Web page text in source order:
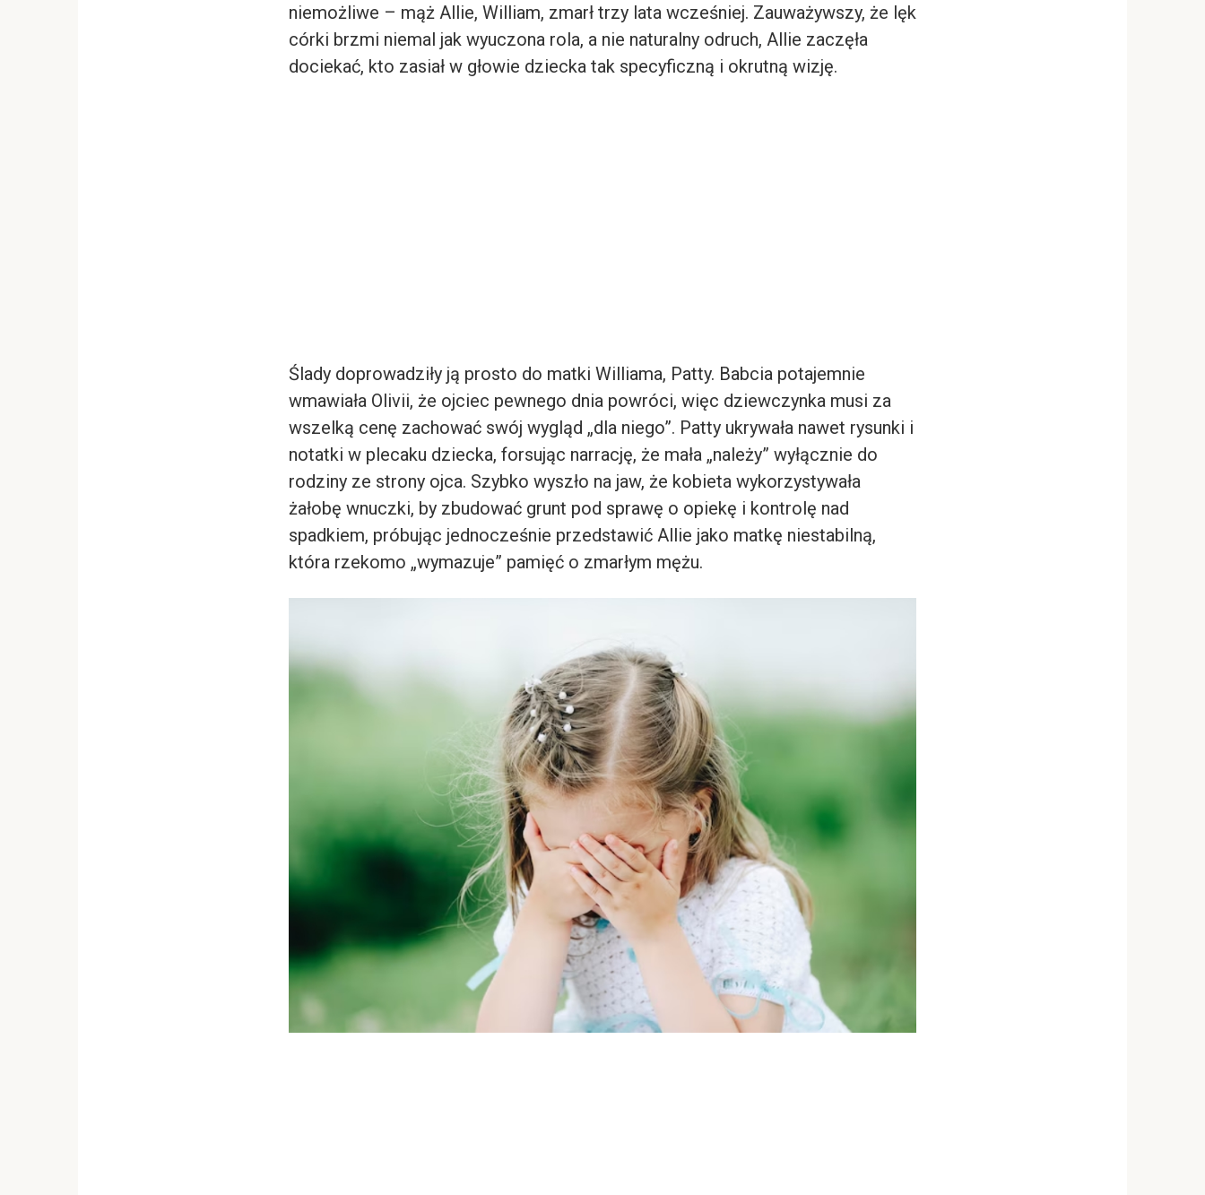
niemożliwe – mąż Allie, William, zmarł trzy lata wcześniej. Zauważywszy, że lęk
córki brzmi niemal jak wyuczona rola, a nie naturalny odruch, Allie zaczęła
dociekać, kto zasiał w głowie dziecka tak specyficzną i okrutną wizję.
Ślady doprowadziły ją prosto do matki Williama, Patty. Babcia potajemnie
wmawiała Olivii, że ojciec pewnego dnia powróci, więc dziewczynka musi za
wszelką cenę zachować swój wygląd „dla niego”. Patty ukrywała nawet rysunki i
notatki w plecaku dziecka, forsując narrację, że mała „należy” wyłącznie do
rodziny ze strony ojca. Szybko wyszło na jaw, że kobieta wykorzystywała
żałobę wnuczki, by zbudować grunt pod sprawę o opiekę i kontrolę nad
spadkiem, próbując jednocześnie przedstawić Allie jako matkę niestabilną,
która rzekomo „wymazuje” pamięć o zmarłym mężu.